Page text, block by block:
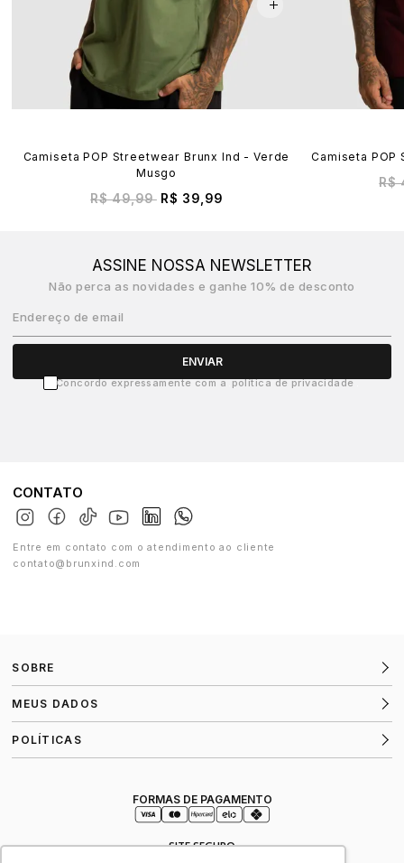
Camiseta POP Streetwear Brunx Ind - Verde
Musgo
R$ 49,99 R$ 39,99
Camiseta
R$
ASSINE NOSSA NEWSLETTER
Não perca as novidades e ganhe 10% de desconto
Endereço de email
ENVIAR
Concordo expressamente com a política de privacidade
CONTATO
Entre em contato com o atendimento ao cliente
contato@brunxind.com
SOBRE
MEUS DADOS
POLÍTICAS
FORMAS DE PAGAMENTO
SITE SEGURO